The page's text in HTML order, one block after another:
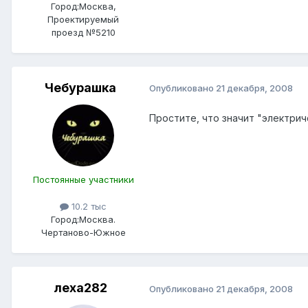
Город:Москва,
Проектируемый
проезд №5210
Чебурашка
Постоянные участники
10.2 тыс
Город:Москва.
Чертаново-Южное
Опубликовано 21 декабря, 2008
Простите, что значит
леха282 Опубликовано 21 декабря, 2008